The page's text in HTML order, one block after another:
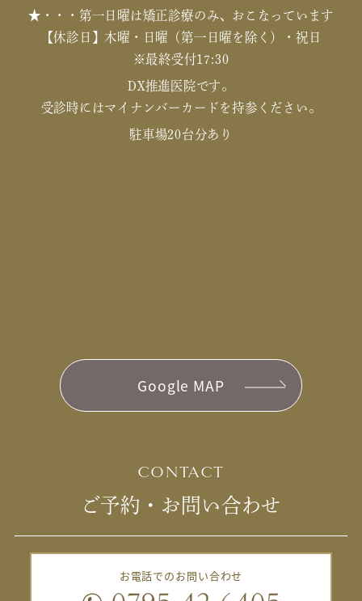
★・・・第一日曜は矯正診療のみ、おこなっています
【休診日】木曜・日曜（第一日曜を除く）・祝日
※最終受付17:30
DX推進医院です。
受診時にはマイナンバーカードを持参ください。
駐車場20台分あり
Google MAP
CONTACT
ご予約・お問い合わせ
お電話でのお問い合わせ